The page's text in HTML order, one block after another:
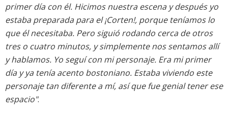
primer día con él. Hicimos nuestra escena y después yo
estaba preparada para el ¡Corten!, porque teníamos lo
que él necesitaba. Pero siguió rodando cerca de otros
tres o cuatro minutos, y simplemente nos sentamos allí
y hablamos. Yo seguí con mi personaje. Era mi primer
día y ya tenía acento bostoniano. Estaba viviendo este
personaje tan diferente a mí, así que fue genial tener ese
espacio".